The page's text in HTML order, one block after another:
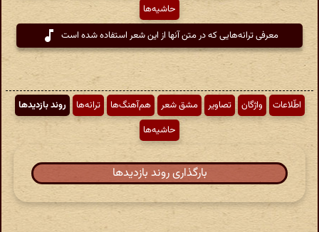
حاشیه‌ها
معرفی ترانه‌هایی که در متن آنها از این شعر استفاده شده است
اطّلاعات واژگان تصاویر مشق شعر هم‌آهنگ‌ها ترانه‌ها
روند بازدیدها
حاشیه‌ها
بارگذاری روند بازدیدها